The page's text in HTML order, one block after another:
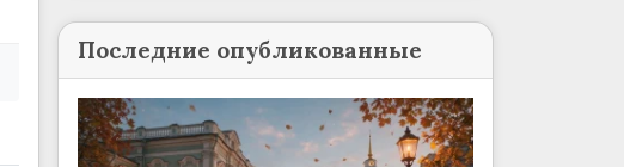
Последние опубликованные